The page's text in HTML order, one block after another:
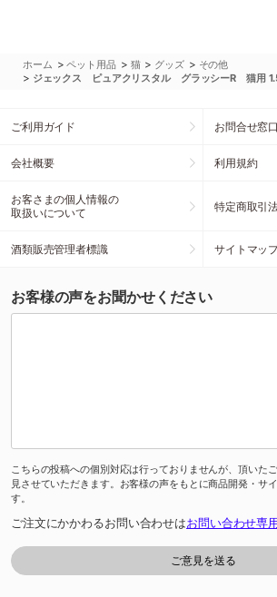
ホーム >ペット用品 > 猫 > グッズ > その他
> ジェックス ピュアクリスタル グラッシーR 猫用
ご利用ガイド お問合せ窓口
会社概要 利用規約
お客さまの個人情報の
取扱いについて
特定商取引
酒類販売管理者標識 サイトマッ
お客様の声をお聞かせください
こちらの投稿への個別対応は行っておりませんが、頂いた
見させていただきます。お客様の声をもとに商品開発・サ
す。
ご注文にかかわるお問い合わせはお問い合わせ専